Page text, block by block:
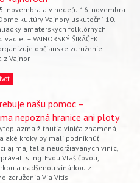
novembra a v nedeľu 16. novembra
kultúry Vajnory uskutoční 10.
amatérskych folklórnych
– VAJNORSKÝ ŠIRÁČEK.
občianske združenie
z Vajnor
našu pomoc –
nepozná hranice ani ploty
žltnutia viniča znamená,
aké kroky by mali podniknúť
aj majitelia neudržiavaných viníc,
s Ing. Evou Vlašičovou,
a nadšenou vinárkou z
združenia Via Vitis